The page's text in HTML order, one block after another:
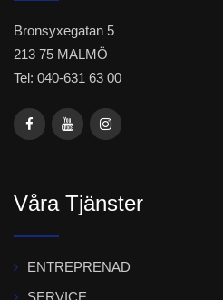
Bronsyxegatan 5
213 75 MALMÖ
Tel: 040-631 63 00
Våra Tjänster
ENTREPRENAD